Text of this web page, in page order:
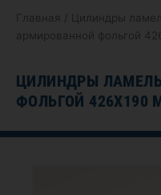
Главная Цилиндры
армированной фольгой
ЦИЛИНДРЫ
ФОЛЬГОЙ 426Х190